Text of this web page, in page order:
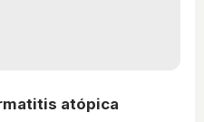
atópica